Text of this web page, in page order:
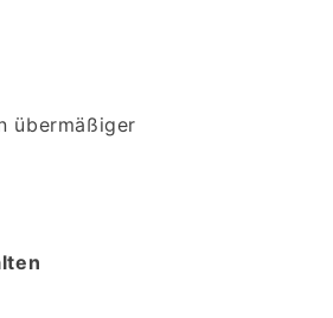
übermäßiger